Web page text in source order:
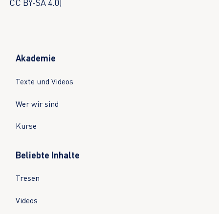
CC BY-SA 4.0)
Akademie
Texte und Videos
Wer wir sind
Kurse
Beliebte Inhalte
Tresen
Videos